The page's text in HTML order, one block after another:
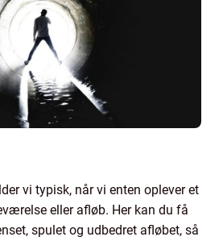
vi typisk, når vi enten oplever et
eller afløb. Her kan du få
spulet og udbedret afløbet, så